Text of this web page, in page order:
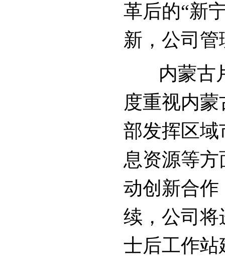
革后的“新
新，公司
内蒙古片
度重视内
部发挥区
息资源等
动创新合
续，公司
士后工作